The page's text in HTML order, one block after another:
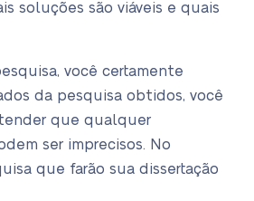
soluções são viáveis e quais
você certamente
da pesquisa obtidos, você
que qualquer
ser imprecisos. No
que farão sua dissertação